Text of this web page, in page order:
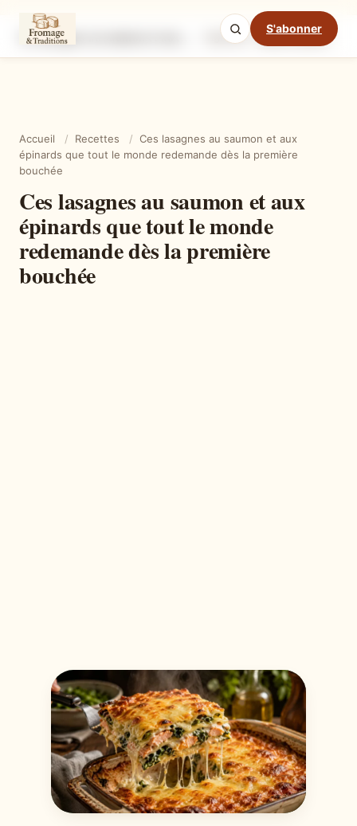
S'abonner
Ingrédients Étapes
Mode cuisine
Accueil / Recettes / Ces lasagnes au saumon et aux
épinards que tout le monde redemande dès la première
bouchée
Ces lasagnes au saumon et aux
épinards que tout le monde
redemande dès la première
bouchée